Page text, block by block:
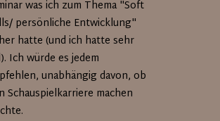
was ich zum Thema "Soft
persönliche Entwicklung"
hatte (und ich hatte sehr
Ich würde es jedem
unabhängig davon, ob
Schauspielkarriere machen